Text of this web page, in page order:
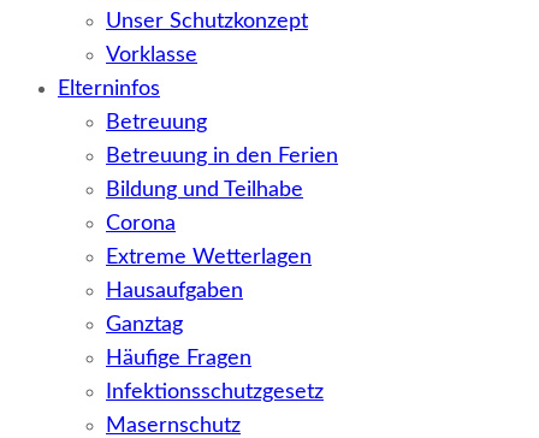
Unser Schutzkonzept
Vorklasse
Elterninfos
Betreuung
Betreuung in den Ferien
Bildung und Teilhabe
Corona
Extreme Wetterlagen
Hausaufgaben
Ganztag
Häufige Fragen
Infektionsschutzgesetz
Masernschutz